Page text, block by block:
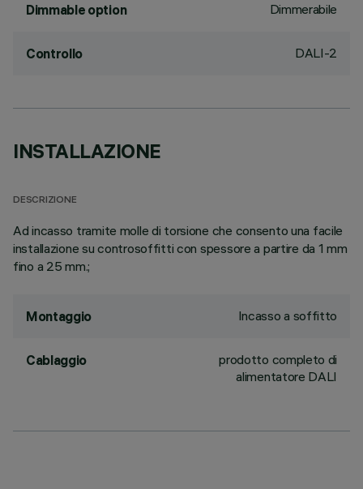
Dimmable option Dimmerabile
Controllo DALI-2
INSTALLAZIONE
DESCRIZIONE
Ad incasso tramite molle di torsione che consento una facile
installazione su controsoffitti con spessore a partire da 1 mm
fino a 25 mm.;
Montaggio Incasso a soffitto
Cablaggio
prodotto completo di
alimentatore DALI